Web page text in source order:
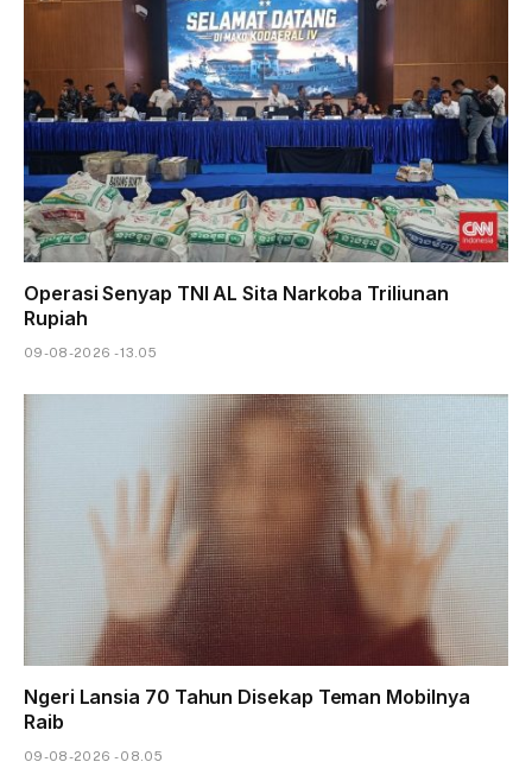
Operasi Senyap TNI AL Sita Narkoba Triliunan
Rupiah
09-08-2026 - 13.05
Ngeri Lansia 70 Tahun Disekap Teman Mobilnya
Raib
09-08-2026 - 08.05